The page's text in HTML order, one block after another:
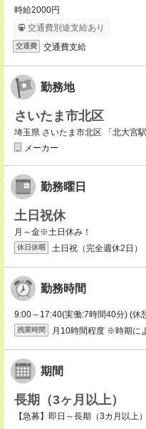
時給2000円
交通費別途支給あり
交通費 交通費支給
勤務地
さいたま市北区
埼玉県 さいたま市北区 「北大宮
メーカー
勤務曜日
土日祝休
月～金※土日休み！
休日休暇 土日祝（完全週休2日
勤務時間
9:00～17:40(実働:7時間40分) (休
残業時間 月10時間程度 ※時期に
期間
長期（3ヶ月以上）
【急募】即日～長期（3カ月以上）